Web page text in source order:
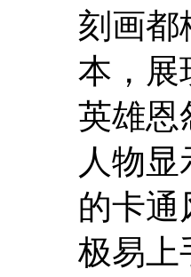
刻画都
本，展
英雄恩
人物
的卡通
极易上